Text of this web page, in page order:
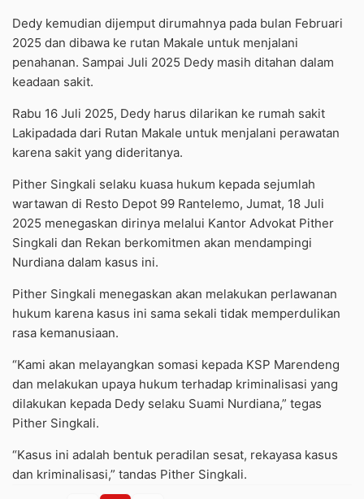
Dedy kemudian dijemput dirumahnya pada bulan Februari
2025 dan dibawa ke rutan Makale untuk menjalani
penahanan. Sampai Juli 2025 Dedy masih ditahan dalam
keadaan sakit.
Rabu 16 Juli 2025, Dedy harus dilarikan ke rumah sakit
Lakipadada dari Rutan Makale untuk menjalani perawatan
karena sakit yang dideritanya.
Pither Singkali selaku kuasa hukum kepada sejumlah
wartawan di Resto Depot 99 Rantelemo, Jumat, 18 Juli
2025 menegaskan dirinya melalui Kantor Advokat Pither
Singkali dan Rekan berkomitmen akan mendampingi
Nurdiana dalam kasus ini.
Pither Singkali menegaskan akan melakukan perlawanan
hukum karena kasus ini sama sekali tidak memperdulikan
rasa kemanusiaan.
“Kami akan melayangkan somasi kepada KSP Marendeng
dan melakukan upaya hukum terhadap kriminalisasi yang
dilakukan kepada Dedy selaku Suami Nurdiana,” tegas
Pither Singkali.
“Kasus ini adalah bentuk peradilan sesat, rekayasa kasus
dan kriminalisasi,” tandas Pither Singkali.